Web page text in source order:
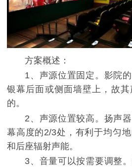
方案概述：
1、声源位置固定。影院
银幕后面或侧面墙壁上，故
的。
2、声源位置较高。扬声
幕高度的2/3处，有利于均匀
和后座辐射声能。
3、音量可以按需要调整